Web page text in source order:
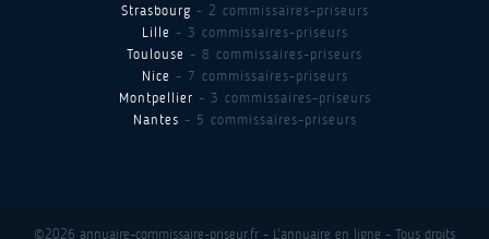
Strasbourg - 2 commissaires-priseurs
Lille - 3 commissaires-priseurs
Toulouse - 8 commissaires-priseurs
Nice - 7 commissaires-priseurs
Montpellier - 3 commissaires-priseurs
Nantes - 5 commissaires-priseurs
©2026 annuaire-commissaire-priseur.fr - L'annuaire en ligne - Tous droits